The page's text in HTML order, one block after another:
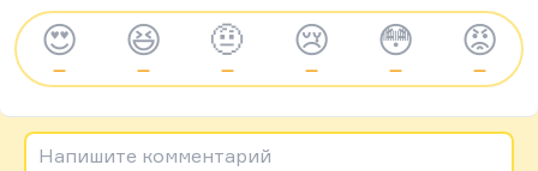
😍
—
😆
—
🤨
—
😢
—
😳
—
😡
—
Напишите комментарий